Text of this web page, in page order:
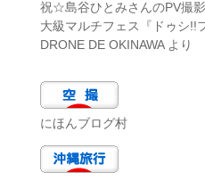
祝☆島谷ひとみさんのPV撮影
大級マルチフェス『ドゥシ!!
DRONE DE OKINAWAより
にほんブログ村